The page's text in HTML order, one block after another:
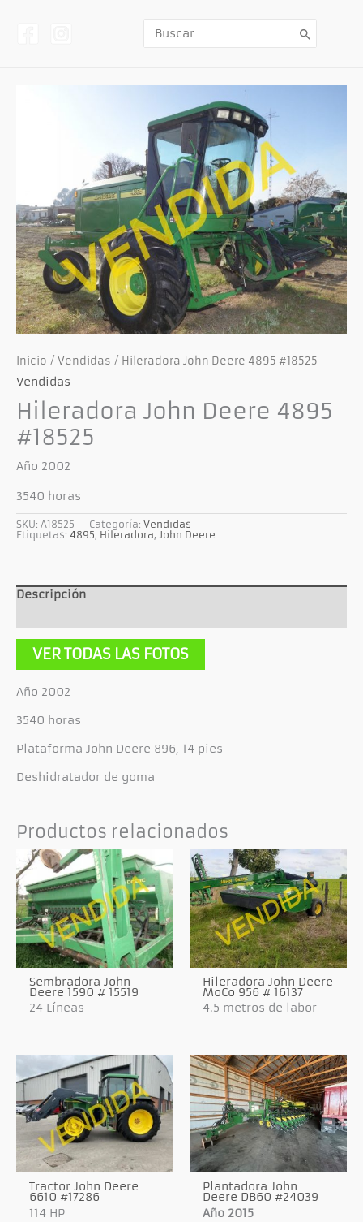
Buscar
por:
Inicio / Vendidas / Hileradora John Deere 4895 #18525
Vendidas
Hileradora John Deere 4895
#18525
Año 2002
3540 horas
SKU: A18525 Categoría: Vendidas
Etiquetas: 4895, Hileradora, John Deere
Descripción
VER TODAS LAS FOTOS
Año 2002
3540 horas
Plataforma John Deere 896, 14 pies
Deshidratador de goma
Productos relacionados
Sembradora John
Deere 1590 # 15519
24 Líneas
Hileradora John Deere
MoCo 956 # 16137
4.5 metros de labor
Tractor John Deere
6610 #17286
114 HP
Plantadora John
Deere DB60 #24039
Año 2015